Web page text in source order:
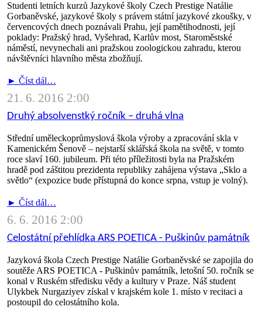
Studenti letních kurzů Jazykové školy Czech Prestige Natálie
Gorbaněvské, jazykové školy s právem státní jazykové zkoušky, v
červencových dnech poznávali Prahu, její pamětihodnosti, její
poklady: Pražský hrad, Vyšehrad, Karlův most, Staroměstské
náměstí, nevynechali ani pražskou zoologickou zahradu, kterou
návštěvníci hlavního města zbožňují.
► Číst dál…
21. 6. 2016 2:00
Druhý absolvenstký ročník – druhá vlna
Střední uměleckoprůmyslová škola výroby a zpracování skla v
Kamenickém Šenově – nejstarší sklářská škola na světě, v tomto
roce slaví 160. jubileum. Při této příležitosti byla na Pražském
hradě pod záštitou prezidenta republiky zahájena výstava „Sklo a
světlo“ (expozice bude přístupná do konce srpna, vstup je volný).
► Číst dál…
6. 6. 2016 2:00
Celostátní přehlídka ARS POETICA - Puškinův památník
Jazyková škola Czech Prestige Natálie Gorbaněvské se zapojila do
soutěže ARS POETICA - Puškinův památník, letošní 50. ročník se
konal v Ruském středisku vědy a kultury v Praze. Náš student
Ulykbek Nurgaziyev získal v krajském kole 1. místo v recitaci a
postoupil do celostátního kola.